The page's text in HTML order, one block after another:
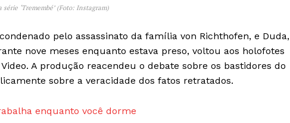
sobre
‘Tremembé’ (Foto: Instagram)
pelo assassinato da família von Richthofen, e Duda,
nove meses enquanto estava preso, voltou aos holofotes
A produção reacendeu o debate sobre os bastidores do
sobre a veracidade dos fatos retratados.
enquanto você dorme